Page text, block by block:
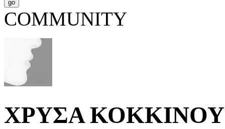
COMMUNITY
ΧΡΥΣΑ ΚΟΚΚΙΝΟΥ